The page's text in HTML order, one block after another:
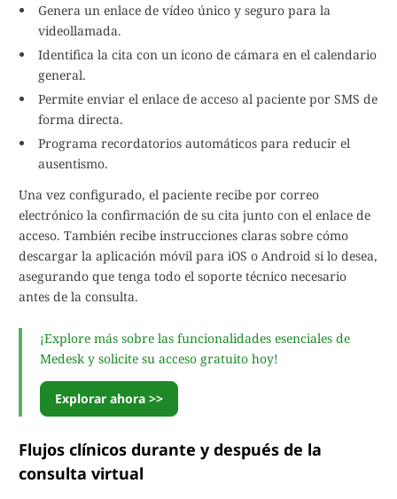
Genera un enlace de vídeo único y seguro para la
videollamada.
Identifica la cita con un icono de cámara en el calendario
general.
Permite enviar el enlace de acceso al paciente por SMS de
forma directa.
Programa recordatorios automáticos para reducir el
ausentismo.
Una vez configurado, el paciente recibe por correo
electrónico la confirmación de su cita junto con el enlace de
acceso. También recibe instrucciones claras sobre cómo
descargar la aplicación móvil para iOS o Android si lo desea,
asegurando que tenga todo el soporte técnico necesario
antes de la consulta.
¡Explore más sobre las funcionalidades esenciales de
Medesk y solicite su acceso gratuito hoy!
Explorar ahora >>
Flujos clínicos durante y después de la
consulta virtual